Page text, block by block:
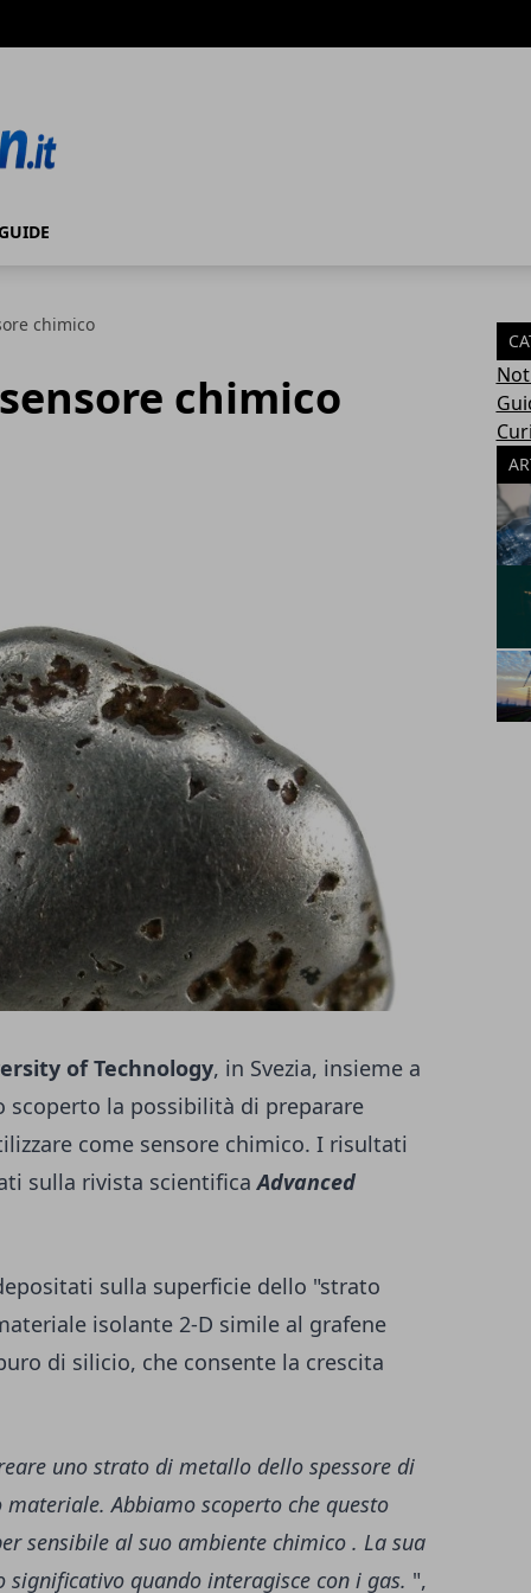
chimico
chimico
of Technology, in Svezia, insieme a
la possibilità di preparare
come sensore chimico. I risultati
sulla rivista scientificaAdvanced
sulla superficie dello "strato
isolante 2-D simile al grafene
di silicio, che consente la crescita
uno strato di metallo dello spessore di
Abbiamo scoperto che questo
sensibile al suo ambiente chimico . La sua
quando interagisce con i gas. ",